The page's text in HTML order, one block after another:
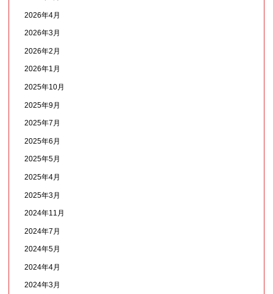
2026年4月
2026年3月
2026年2月
2026年1月
2025年10月
2025年9月
2025年7月
2025年6月
2025年5月
2025年4月
2025年3月
2024年11月
2024年7月
2024年5月
2024年4月
2024年3月